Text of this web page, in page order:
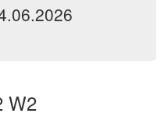
W2